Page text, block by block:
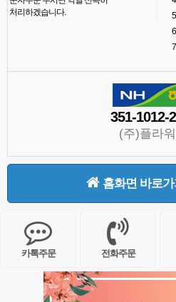
처리하겠습니다.
5
6
7
351-1012-
(주)플라
홈화면 바로가
카톡주문 전화주문